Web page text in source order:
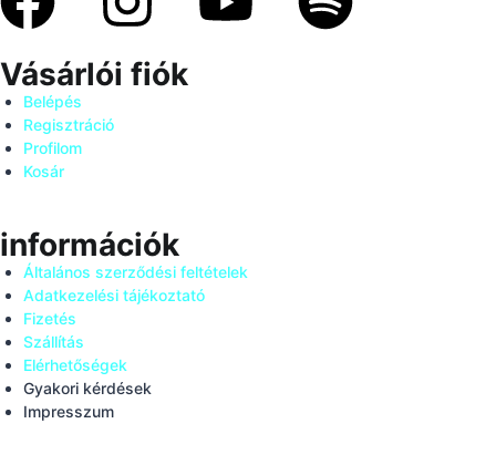
Vásárlói fiók
Belépés
Regisztráció
Profilom
Kosár
információk
Általános szerződési feltételek
Adatkezelési tájékoztató
Fizetés
Szállítás
Elérhetőségek
Gyakori kérdések
Impresszum